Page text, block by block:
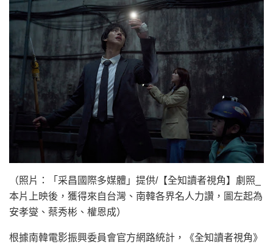
（照片：「采昌國際多媒體」提供/【全知讀者視角】劇照_
本片上映後，獲得來自台灣、南韓各界名人力讚，圖左起為
安孝燮、蔡秀彬、權恩成）
根據南韓電影振興委員會官方網路統計，《全知讀者視角》